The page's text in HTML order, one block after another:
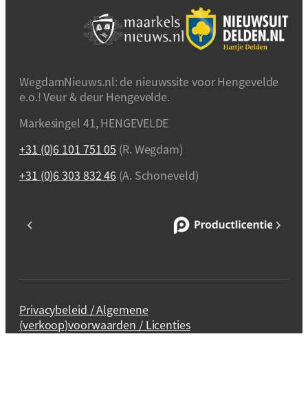
WegdamNieuws.nl: de nieuwssite voor Hengevelde
e.o.! Veur & deur Hengevelde.
Markesingel 41, HENGEVELDE
+31 (0)6 101 751 05 (R. Wegdam)
+31 (0)6 303 832 46 (A. Schoneveld)
Privacybeleid / Algemene
(verkoop)voorwaarden / Licenties